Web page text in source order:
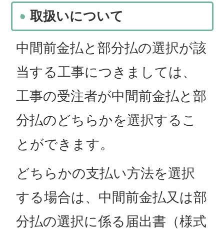
取扱いについて
中間前金払と部分払の選択が該
当する工事につきましては、
工事の受注者が中間前金払と部
分払のどちらかを選択するこ
とができます。
どちらかの支払い方法を選択
する場合は、中間前金払又は部
分払の選択に係る届出書（様式